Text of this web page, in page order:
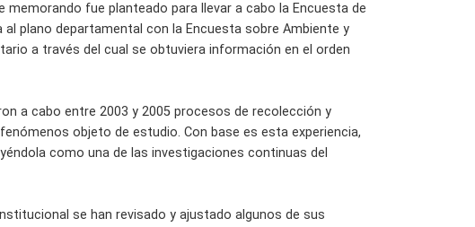
fue planteado para llevar a cabo la Encuesta de
plano departamental con la Encuesta sobre Ambiente y
a través del cual se obtuviera información en el orden
a cabo entre 2003 y 2005 procesos de recolección y
objeto de estudio. Con base es esta experiencia,
como una de las investigaciones continuas del
se han revisado y ajustado algunos de sus